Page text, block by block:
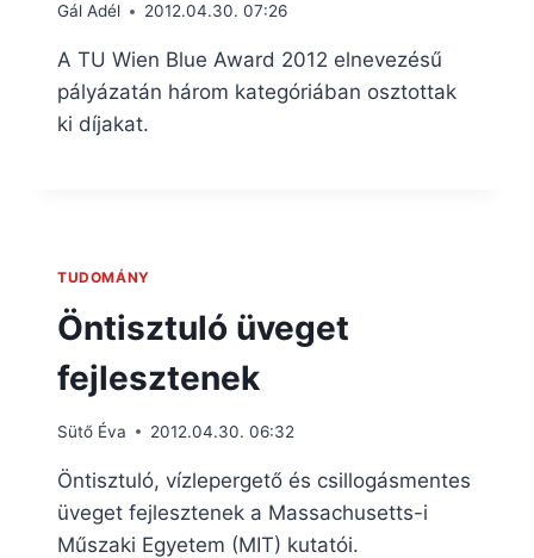
Gál Adél 2012.04.30. 07:26
A TU Wien Blue Award 2012 elnevezésű
pályázatán három kategóriában osztottak
ki díjakat.
TUDOMÁNY
Öntisztuló üveget
fejlesztenek
Sütő Éva 2012.04.30. 06:32
Öntisztuló, vízlepergető és csillogásmentes
üveget fejlesztenek a Massachusetts-i
Műszaki Egyetem (MIT) kutatói.